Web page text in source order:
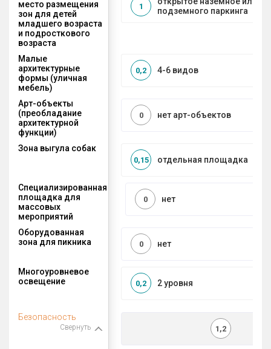
место размещения
зон для детей
младшего возраста
и подросткового
возраста
подземного паркинга
1
Малые
архитектурные
формы (уличная
мебель)
4-6 видов
0,2
Арт-объекты
(преобладание
архитектурной
функции)
нет арт-объектов
0
Зона выгула собак
отдельная площадка
0,15
Специализированная
площадка для
массовых
мероприятий
нет
0
Оборудованная
зона для пикника
нет
0
Многоуровневое
освещение
2 уровня
0,2
Безопасность
Свернуть 1,2